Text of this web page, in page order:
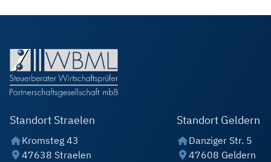
Standort Straelen
Kromsteg 43
47638 Straelen
Standort Geldern
Danziger Str. 5
47608 Geldern